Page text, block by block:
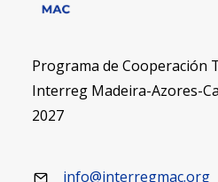
Programa de Cooperación
Interreg Madeira-Azores-
2027
info@interregmac.org